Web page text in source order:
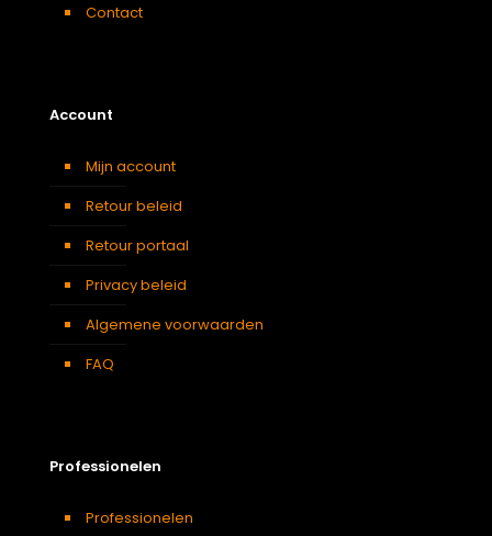
Contact
Account
Mijn account
Retour beleid
Retour portaal
Privacy beleid
Algemene voorwaarden
FAQ
Professionelen
Professionelen